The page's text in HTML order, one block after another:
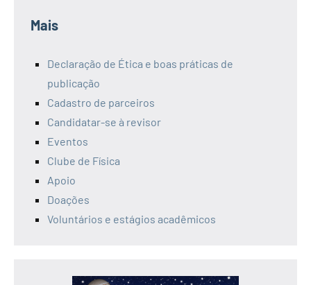
Mais
Declaração de Ética e boas práticas de
publicação
Cadastro de parceiros
Candidatar-se à revisor
Eventos
Clube de Física
Apoio
Doações
Voluntários e estágios acadêmicos